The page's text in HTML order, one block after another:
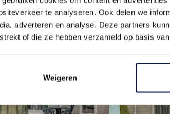
te analyseren. Ook delen we
adverteren en analyse. Deze partners
of die ze hebben verzameld op basis
Weigeren